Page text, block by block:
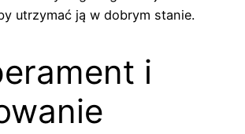
utrzymać ją w dobrym stanie.
i